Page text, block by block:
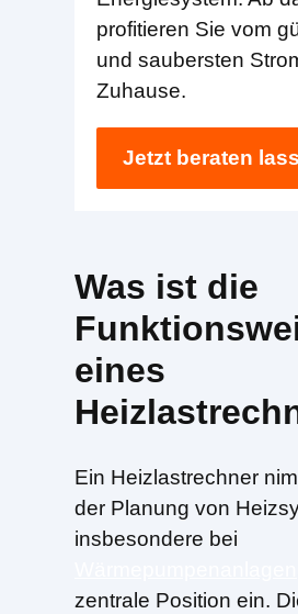
profitieren Sie vom
und saubersten
Zuhause.
Jetzt beraten
Was ist die
eines
Ein Heizlastrechner
der Planung von
insbesondere bei
zentrale Position ein.